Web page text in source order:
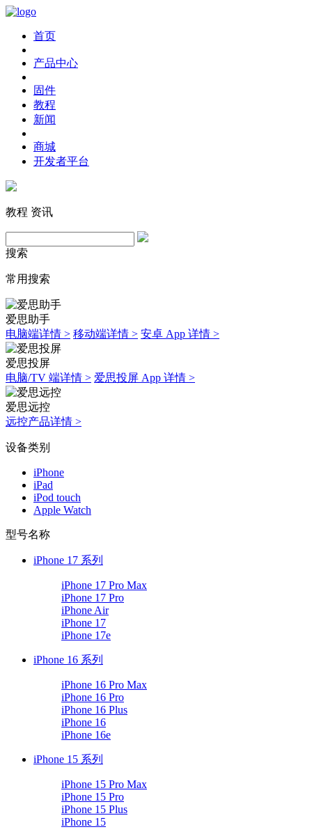
首页
产品中心
固件
教程
新闻
商城
开发者平台
教程 资讯
搜索
常用搜索
爱思助手
电脑端详情 > 移动端详情 > 安卓 App 详情 >
爱思投屏
电脑/TV 端详情 > 爱思投屏 App 详情 >
爱思远控
远控产品详情 >
设备类别
iPhone
iPad
iPod touch
Apple Watch
型号名称
iPhone 17 系列
iPhone 17 Pro Max
iPhone 17 Pro
iPhone Air
iPhone 17
iPhone 17e
iPhone 16 系列
iPhone 16 Pro Max
iPhone 16 Pro
iPhone 16 Plus
iPhone 16
iPhone 16e
iPhone 15 系列
iPhone 15 Pro Max
iPhone 15 Pro
iPhone 15 Plus
iPhone 15